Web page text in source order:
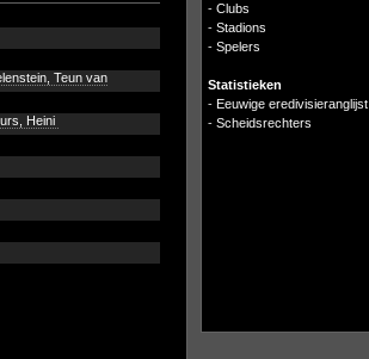
Teun van
Heini
- Clubs
- Stadions
- Spelers
Statistieken
- Eeuwige eredivisieranglijst
- Scheidsrechters